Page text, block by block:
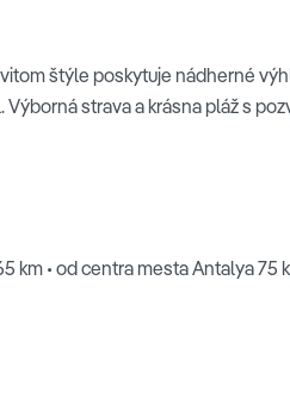
štýle poskytuje nádherné
strava a krásna pláž s
km • od centra mesta Antalya 75